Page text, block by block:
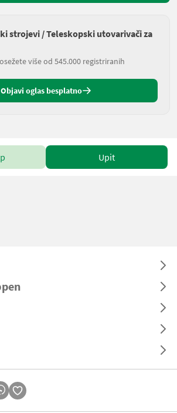
strojevi / Teleskopski utovarivači za
više od 545.000 registriranih
Objavi oglas besplatno
Upit